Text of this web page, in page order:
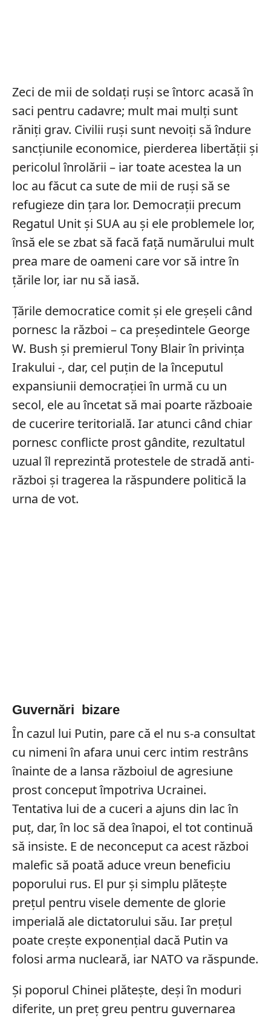
Zeci de mii de soldați ruși se întorc acasă în
saci pentru cadavre; mult mai mulți sunt
răniți grav. Civilii ruși sunt nevoiți să îndure
sancțiunile economice, pierderea libertății și
pericolul înrolării – iar toate acestea la un
loc au făcut ca sute de mii de ruși să se
refugieze din țara lor. Democrații precum
Regatul Unit și SUA au și ele problemele lor,
însă ele se zbat să facă față numărului mult
prea mare de oameni care vor să intre în
țările lor, iar nu să iasă.
Țările democratice comit și ele greșeli când
pornesc la război – ca președintele George
W. Bush și premierul Tony Blair în privința
Irakului -, dar, cel puțin de la începutul
expansiunii democrației în urmă cu un
secol, ele au încetat să mai poarte războaie
de cucerire teritorială. Iar atunci când chiar
pornesc conflicte prost gândite, rezultatul
uzual îl reprezintă protestele de stradă anti-
război și tragerea la răspundere politică la
urna de vot.
Guvernări bizare
În cazul lui Putin, pare că el nu s-a consultat
cu nimeni în afara unui cerc intim restrâns
înainte de a lansa războiul de agresiune
prost conceput împotriva Ucrainei.
Tentativa lui de a cuceri a ajuns din lac în
puț, dar, în loc să dea înapoi, el tot continuă
să insiste. E de neconceput ca acest război
malefic să poată aduce vreun beneficiu
poporului rus. El pur și simplu plătește
prețul pentru visele demente de glorie
imperială ale dictatorului său. Iar prețul
poate crește exponențial dacă Putin va
folosi arma nucleară, iar NATO va răspunde.
Și poporul Chinei plătește, deși în moduri
diferite, un preț greu pentru guvernarea